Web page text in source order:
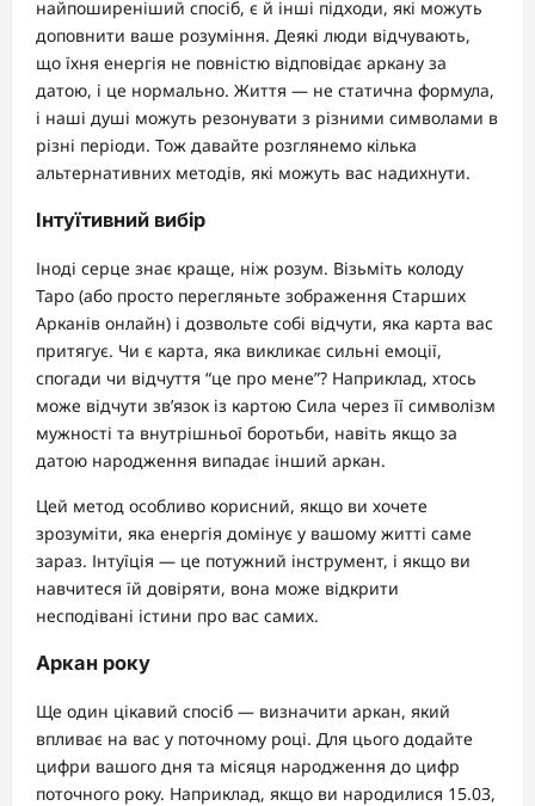
найпоширеніший спосіб, є й інші підходи, які можуть
доповнити ваше розуміння. Деякі люди відчувають,
що їхня енергія не повністю відповідає аркану за
датою, і це нормально. Життя — не статична формула,
і наші душі можуть резонувати з різними символами в
різні періоди. Тож давайте розглянемо кілька
альтернативних методів, які можуть вас надихнути.
Інтуїтивний вибір
Іноді серце знає краще, ніж розум. Візьміть колоду
Таро (або просто перегляньте зображення Старших
Арканів онлайн) і дозвольте собі відчути, яка карта вас
притягує. Чи є карта, яка викликає сильні емоції,
спогади чи відчуття “це про мене”? Наприклад, хтось
може відчути зв’язок із картою Сила через її символізм
мужності та внутрішньої боротьби, навіть якщо за
датою народження випадає інший аркан.
Цей метод особливо корисний, якщо ви хочете
зрозуміти, яка енергія домінує у вашому житті саме
зараз. Інтуїція — це потужний інструмент, і якщо ви
навчитеся їй довіряти, вона може відкрити
несподівані істини про вас самих.
Аркан року
Ще один цікавий спосіб — визначити аркан, який
впливає на вас у поточному році. Для цього додайте
цифри вашого дня та місяця народження до цифр
поточного року. Наприклад, якщо ви народилися 15.03,